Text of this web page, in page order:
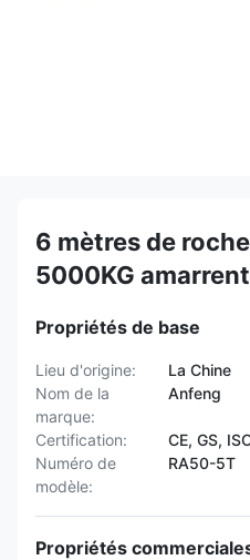
6 mètres de
5000KG
Propriétés de base
Lieu d'origine:
La Chine
Nom de la
marque:
Anfeng
Certification:
CE, GS,
Numéro de
modèle:
RA50-5T
Propriétés